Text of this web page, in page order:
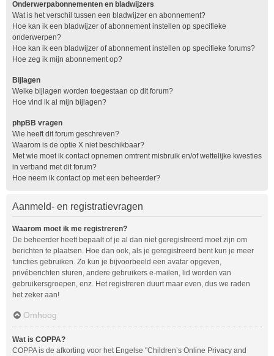
Onderwerpabonnementen en bladwijzers
Wat is het verschil tussen een bladwijzer en abonnement?
Hoe kan ik een bladwijzer of abonnement instellen op specifieke
onderwerpen?
Hoe kan ik een bladwijzer of abonnement instellen op specifieke forums?
Hoe zeg ik mijn abonnement op?
Bijlagen
Welke bijlagen worden toegestaan op dit forum?
Hoe vind ik al mijn bijlagen?
phpBB vragen
Wie heeft dit forum geschreven?
Waarom is de optie X niet beschikbaar?
Met wie moet ik contact opnemen omtrent misbruik en/of wettelijke kwesties
in verband met dit forum?
Hoe neem ik contact op met een beheerder?
Aanmeld- en registratievragen
Waarom moet ik me registreren?
De beheerder heeft bepaalt of je al dan niet geregistreerd moet zijn om
berichten te plaatsen. Hoe dan ook, als je geregistreerd bent kun je meer
functies gebruiken. Zo kun je bijvoorbeeld een avatar opgeven,
privéberichten sturen, andere gebruikers e-mailen, lid worden van
gebruikersgroepen, enz. Het registreren duurt maar even, dus we raden
het zeker aan!
Omhoog
Wat is COPPA?
COPPA is de afkorting voor het Engelse "Children’s Online Privacy and